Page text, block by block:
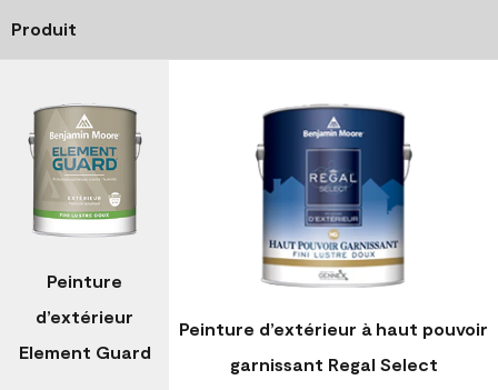
Produit
Peinture
d’extérieur
Element Guard
Peinture d’extérieur à haut pouvoir
garnissant Regal Select